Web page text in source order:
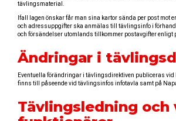
tävlingsmaterial.
Ifall lagen önskar får man sina kartor sända per post mot
och adressuppgifter ska anmälas till tävlingsinfo i
och försändelser utomlands tillkommer postavgifter enligt
Ändringar i
Eventuella förändringar i tävlingsdirektiven publiceras vid
finns till påseende vid tävlingsinfos infotavla samt på
Tävlingsledning